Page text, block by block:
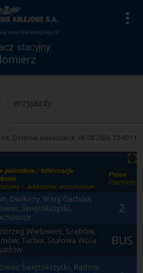
stacyjny:
przyjazdy
Ostatnia aktualizacja: 06.08.2026 10:40:11
⛶
pośrednie / Informacje
/ Additional information
Peron
Platform
Dwikozy, Stary Garbów,
Świętokrzyski,
2
Wielowieś, Grębów,
Turbia, Stalowa Wola
BUS
Świętokrzyski, Radom